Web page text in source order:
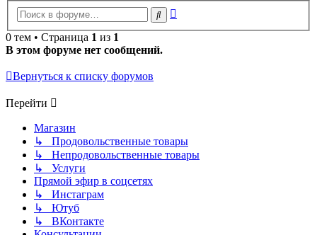
Поиск
0 тем • Страница 1 из 1
В этом форуме нет сообщений.
Вернуться к списку форумов
Перейти
Магазин
↳ Продовольственные товары
↳ Непродовольственные товары
↳ Услуги
Прямой эфир в соцсетях
↳ Инстаграм
↳ Ютуб
↳ ВКонтакте